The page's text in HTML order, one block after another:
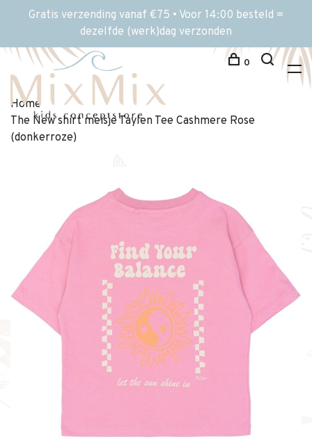
Gratis verzending vanaf €75 • Voor 14:00 besteld =
dezelfde (werk)dag verzonden
0
Home
The New shirt meisje Taylen Tee Cashmere Rose
(donkerroze)